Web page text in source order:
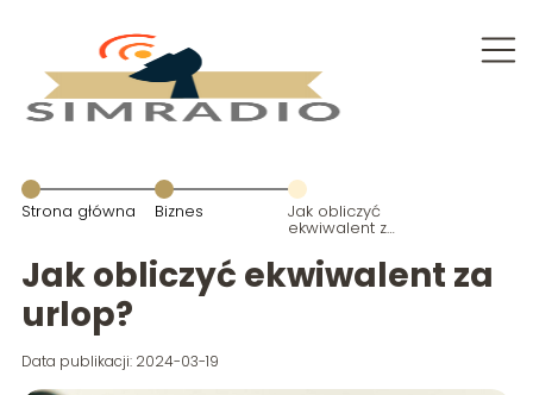
Strona główna Biznes Jak obliczyć
ekwiwalent za
Jak obliczyć ekwiwalent za
urlop?
Data publikacji: 2024-03-19